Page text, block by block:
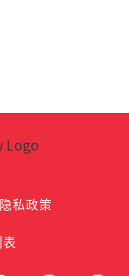
隐私政策